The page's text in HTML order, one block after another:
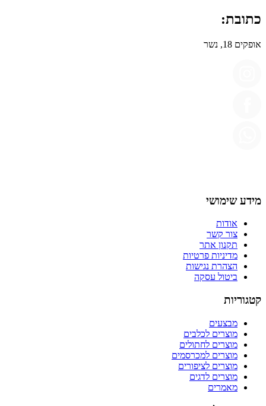
כתובת:
אופקים 18, נשר
מידע שימושי
אודות
צור קשר
תקנון אתר
מדיניות פרטיות
הצהרת נגישות
ביטול עסקה
קטגוריות
מבצעים
מוצרים לכלבים
מוצרים לחתולים
מוצרים למכרסמים
מוצרים לציפורים
מוצרים לדגים
מאמרים